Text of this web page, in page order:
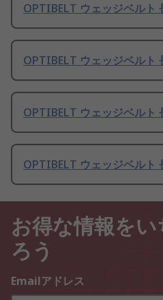
OPTIBELT ウェッジベルト
OPTIBELT ウェッジベルト
OPTIBELT ウェッジベルト
OPTIBELT ウェッジベルト
お得な情報を
ろう
Emailアドレス